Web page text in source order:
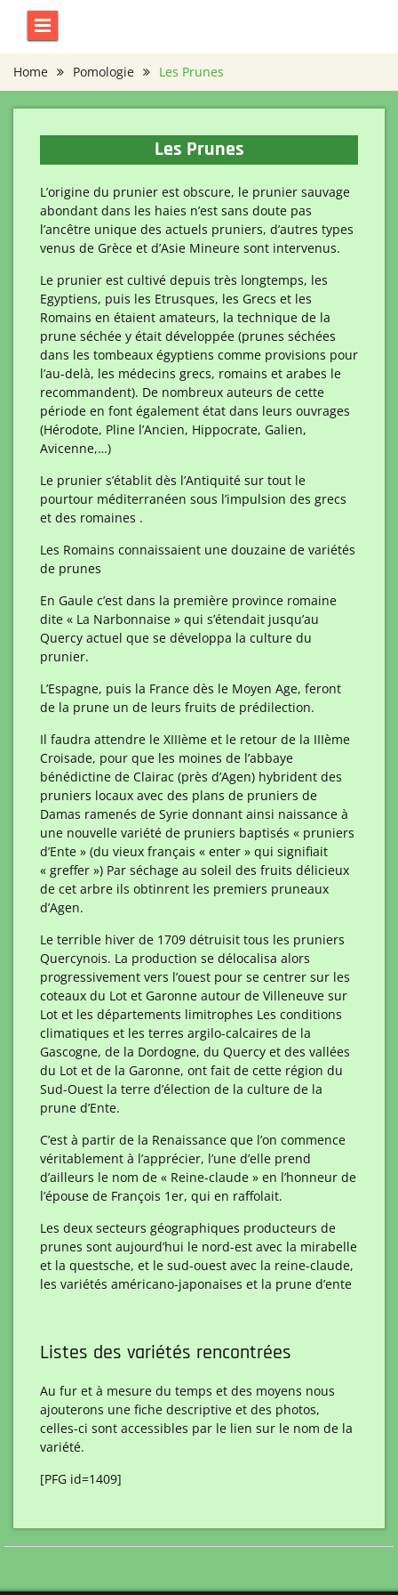
content
Home
Pomologie Les Prunes
Les Prunes
L’origine du prunier est obscure, le prunier sauvage
abondant dans les haies n’est sans doute pas
l’ancêtre unique des actuels pruniers, d’autres types
venus de Grèce et d’Asie Mineure sont intervenus.
Le prunier est cultivé depuis très longtemps, les
Egyptiens, puis les Etrusques, les Grecs et les
Romains en étaient amateurs, la technique de la
prune séchée y était développée (prunes séchées
dans les tombeaux égyptiens comme provisions pour
l’au-delà, les médecins grecs, romains et arabes le
recommandent). De nombreux auteurs de cette
période en font également état dans leurs ouvrages
(Hérodote, Pline l’Ancien, Hippocrate, Galien,
Avicenne,…)
Le prunier s’établit dès l’Antiquité sur tout le
pourtour méditerranéen sous l’impulsion des grecs
et des romaines .
Les Romains connaissaient une douzaine de variétés
de prunes
En Gaule c’est dans la première province romaine
dite « La Narbonnaise » qui s’étendait jusqu’au
Quercy actuel que se développa la culture du
prunier.
L’Espagne, puis la France dès le Moyen Age, feront
de la prune un de leurs fruits de prédilection.
Il faudra attendre le XIIIème et le retour de la IIIème
Croisade, pour que les moines de l’abbaye
bénédictine de Clairac (près d’Agen) hybrident des
pruniers locaux avec des plans de pruniers de
Damas ramenés de Syrie donnant ainsi naissance à
une nouvelle variété de pruniers baptisés « pruniers
d’Ente » (du vieux français « enter » qui signifiait
« greffer ») Par séchage au soleil des fruits délicieux
de cet arbre ils obtinrent les premiers pruneaux
d’Agen.
Le terrible hiver de 1709 détruisit tous les pruniers
Quercynois. La production se délocalisa alors
progressivement vers l’ouest pour se centrer sur les
coteaux du Lot et Garonne autour de Villeneuve sur
Lot et les départements limitrophes Les conditions
climatiques et les terres argilo-calcaires de la
Gascogne, de la Dordogne, du Quercy et des vallées
du Lot et de la Garonne, ont fait de cette région du
Sud-Ouest la terre d’élection de la culture de la
prune d’Ente.
C’est à partir de la Renaissance que l’on commence
véritablement à l’apprécier, l’une d’elle prend
d’ailleurs le nom de « Reine-claude » en l’honneur de
l’épouse de François 1er, qui en raffolait.
Les deux secteurs géographiques producteurs de
prunes sont aujourd’hui le nord-est avec la mirabelle
et la questsche, et le sud-ouest avec la reine-claude,
les variétés américano-japonaises et la prune d’ente
Listes des variétés rencontrées
Au fur et à mesure du temps et des moyens nous
ajouterons une fiche descriptive et des photos,
celles-ci sont accessibles par le lien sur le nom de la
variété.
[PFG id=1409]